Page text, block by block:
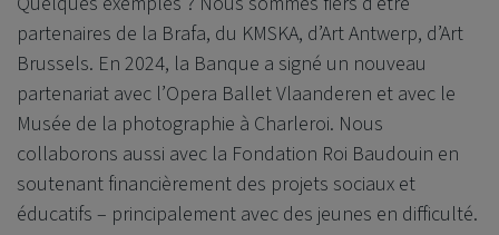
partenaires de la Brafa, du KMSKA, d’Art Antwerp, d’Art
Brussels. En 2024, la Banque a signé un nouveau
partenariat avec l’Opera Ballet Vlaanderen et avec le
Musée de la photographie à Charleroi. Nous
collaborons aussi avec la Fondation Roi Baudouin en
soutenant financièrement des projets sociaux et
éducatifs – principalement avec des jeunes en difficulté.